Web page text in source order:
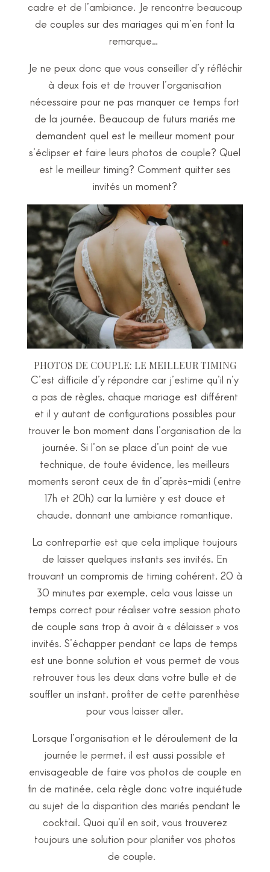
cadre et de l’ambiance. Je rencontre beaucoup
de couples sur des mariages qui m’en font la
remarque…
Je ne peux donc que vous conseiller d’y réfléchir
à deux fois et de trouver l’organisation
nécessaire pour ne pas manquer ce temps fort
de la journée. Beaucoup de futurs mariés me
demandent quel est le meilleur moment pour
s’éclipser et faire leurs photos de couple? Quel
est le meilleur timing? Comment quitter ses
invités un moment?
PHOTOS DE COUPLE: LE MEILLEUR TIMING
C’est difficile d’y répondre car j’estime qu’il n’y
a pas de règles, chaque mariage est différent
et il y autant de configurations possibles pour
trouver le bon moment dans l’organisation de la
journée. Si l’on se place d’un point de vue
technique, de toute évidence, les meilleurs
moments seront ceux de fin d’après-midi (entre
17h et 20h) car la lumière y est douce et
chaude, donnant une ambiance romantique.
La contrepartie est que cela implique toujours
de laisser quelques instants ses invités. En
trouvant un compromis de timing cohérent, 20 à
30 minutes par exemple, cela vous laisse un
temps correct pour réaliser votre session photo
de couple sans trop à avoir à « délaisser » vos
invités. S’échapper pendant ce laps de temps
est une bonne solution et vous permet de vous
retrouver tous les deux dans votre bulle et de
souffler un instant, profiter de cette parenthèse
pour vous laisser aller.
Lorsque l’organisation et le déroulement de la
journée le permet, il est aussi possible et
envisageable de faire vos photos de couple en
fin de matinée, cela règle donc votre inquiétude
au sujet de la disparition des mariés pendant le
cocktail. Quoi qu’il en soit, vous trouverez
toujours une solution pour planifier vos photos
de couple.